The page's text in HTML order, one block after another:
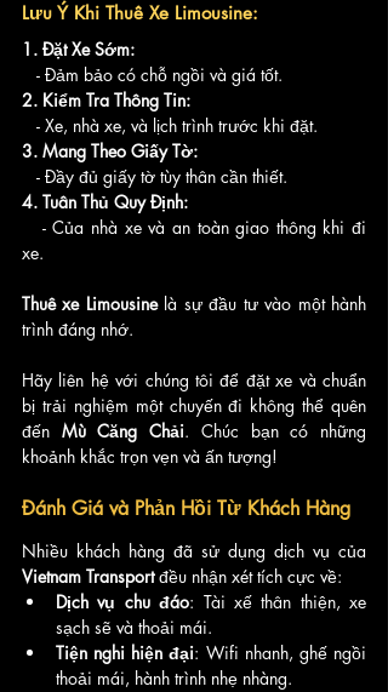
Lưu Ý Khi Thuê Xe Limousine:
1. Đặt Xe Sớm:
   - Đảm bảo có chỗ ngồi và giá tốt.
2. Kiểm Tra Thông Tin:
   - Xe, nhà xe, và lịch trình trước khi đặt.
3. Mang Theo Giấy Tờ:
   - Đầy đủ giấy tờ tùy thân cần thiết.
4. Tuân Thủ Quy Định:
xe.
Thuê xe Limousine là sự đầu tư vào một hành
trình đáng nhớ.
Hãy liên hệ với chúng tôi để đặt xe và chuẩn
bị trải nghiệm một chuyến đi không thể quên
đến Mù Căng Chải. Chúc bạn có những
khoảnh khắc trọn vẹn và ấn tượng!
Đánh Giá và Phản Hồi Từ Khách Hàng
Vietnam Transport đều nhận xét tích cực về:
Dịch vụ chu đáo: Tài xế thân thiện, xe
sạch sẽ và thoải mái.
Tiện nghi hiện đại: Wifi nhanh, ghế ngồi
thoải mái, hành trình nhẹ nhàng.